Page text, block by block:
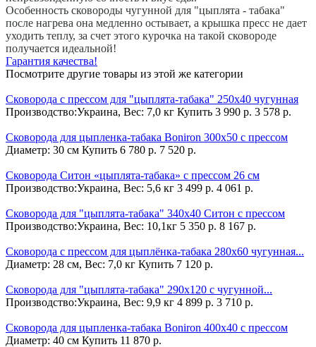
Особенность сковороды чугунной для "цыплята - табака"
после нагрева она медленно остывает, а крышка пресс не дает
уходить теплу, за счет этого курочка на такой сковороде
получается идеальной!
Гарантия качества!
Посмотрите другие товары из этой же категории
Сковорода с прессом для "цыплята-табака" 250х40 чугунная
Производство:Украина, Вес: 7,0 кг Купить 3 990 р. 3 578 р.
Сковорода для цыпленка-табака Boniron 300х50 с прессом
Диаметр: 30 см Купить 6 780 р. 7 520 р.
Сковорода Cитон «цыплята-табака» с прессом 26 см
Производство:Украина, Вес: 5,6 кг 3 499 р. 4 061 р.
Сковорода для "цыплята-табака" 340х40 Ситон с прессом
Производство:Украина, Вес: 10,1кг 5 350 р. 8 167 р.
Сковорода с прессом для цыплёнка-табака 280х60 чугунная...
Диаметр: 28 см, Вес: 7,0 кг Купить 7 120 р.
Сковорода для "цыплята-табака" 290х120 с чугунной...
Производство:Украина, Вес: 9,9 кг 4 899 р. 3 710 р.
Сковорода для цыпленка-табака Boniron 400х40 с прессом
Диаметр: 40 см Купить 11 870 р.